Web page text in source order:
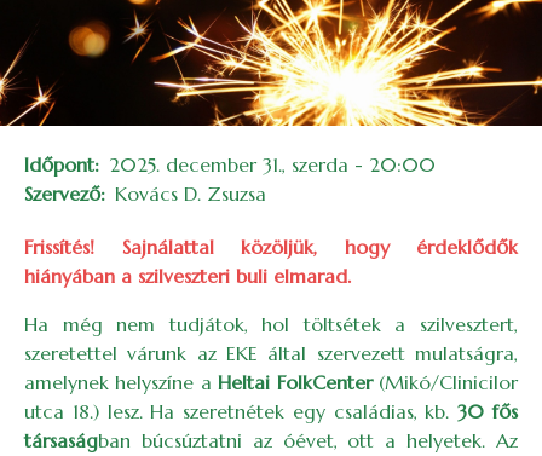
Időpont
2025. december 31., szerda - 20:00
Szervező
Kovács D. Zsuzsa
Frissítés! Sajnálattal közöljük, hogy érdeklődők
hiányában a szilveszteri buli elmarad.
Ha még nem tudjátok, hol töltsétek a szilvesztert,
szeretettel várunk az EKE által szervezett mulatságra,
amelynek helyszíne aHeltai FolkCenter(Mikó/Clinicilor
utca 18.) lesz. Ha szeretnétek egy családias, kb.30 fős
társaságban búcsúztatni az óévet, ott a helyetek. Az